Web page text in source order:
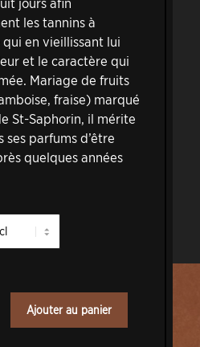
CHF 42.00
les tannins à
en vieillissant lui
et le caractère qui
Mariage de fruits
fraise) marqué
St-Saphorin, il mérite
parfums d’être
quelques années
Ajouter au panier